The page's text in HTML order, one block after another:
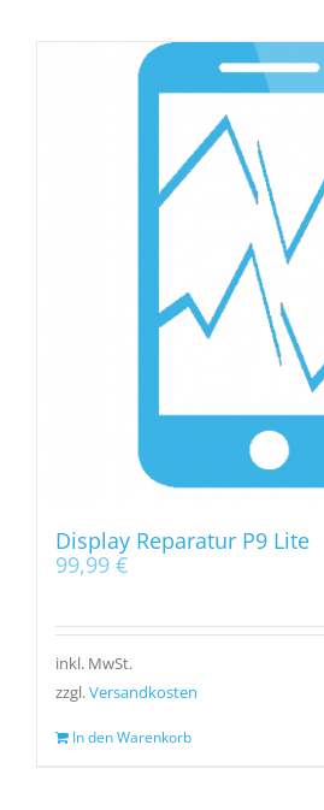
Display Reparatur P9 Lite
99,99 €
inkl. MwSt.
zzgl.Versandkosten
In den Warenkorb